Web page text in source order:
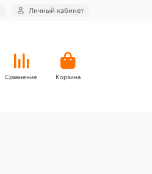
Личный кабинет
Сравнение Корзина